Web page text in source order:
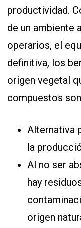
productividad.
de un ambiente
operarios, el
definitiva, los
origen vegetal
compuestos
Alternativa
la
Al no ser
hay
origen